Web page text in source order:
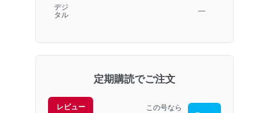
デジ
タル
―
定期購読でご注文
レビュー この号なら